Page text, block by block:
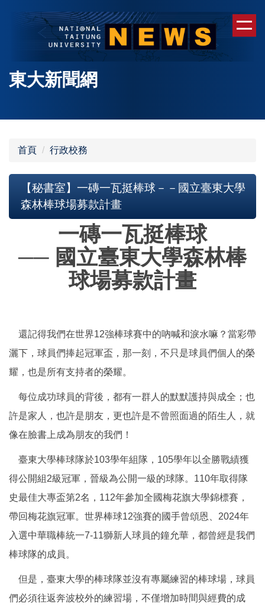
容
東大新聞網
首頁 行政校務
【秘書室】一磚一瓦挺棒球－－國立臺東大學
森林棒球場募款計畫
一磚一瓦挺棒球
── 國立臺東大學森林棒
球場募款計畫
還記得我們在世界12強棒球賽中的吶喊和淚水嘛？當彩帶
灑下，球員們捧起冠軍盃，那一刻，不只是球員們個人的榮
耀，也是所有支持者的榮耀。
每位成功球員的背後，都有一群人的默默護持與成全；也
許是家人，也許是朋友，更也許是不曾照面過的陌生人，就
像在臉書上成為朋友的我們！
臺東大學棒球隊於103學年組隊，105學年以全勝戰績獲
得公開組2級冠軍，晉級為公開一級的球隊。110年取得隊
史最佳大專盃第2名，112年參加全國梅花旗大學錦標賽，
帶回梅花旗冠軍。世界棒球12強賽的國手曾頌恩、2024年
入選中華職棒統一7-11獅新人球員的鐘允華，都曾經是我們
棒球隊的成員。
但是，臺東大學的棒球隊並沒有專屬練習的棒球場，球員
們必須往返奔波校外的練習場，不僅增加時間與經費的成